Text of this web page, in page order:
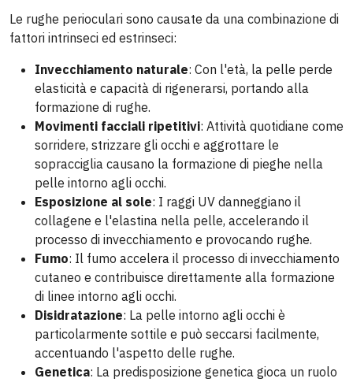
Le rughe perioculari sono causate da una combinazione di
fattori intrinseci ed estrinseci:
Invecchiamento naturale: Con l'età, la pelle perde
elasticità e capacità di rigenerarsi, portando alla
formazione di rughe.
Movimenti facciali ripetitivi: Attività quotidiane come
sorridere, strizzare gli occhi e aggrottare le
sopracciglia causano la formazione di pieghe nella
pelle intorno agli occhi.
Esposizione al sole: I raggi UV danneggiano il
collagene e l'elastina nella pelle, accelerando il
processo di invecchiamento e provocando rughe.
Fumo: Il fumo accelera il processo di invecchiamento
cutaneo e contribuisce direttamente alla formazione
di linee intorno agli occhi.
Disidratazione: La pelle intorno agli occhi è
particolarmente sottile e può seccarsi facilmente,
accentuando l'aspetto delle rughe.
Genetica: La predisposizione genetica gioca un ruolo